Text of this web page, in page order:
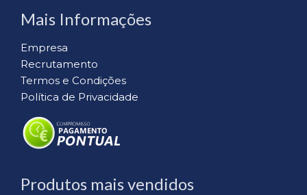
Mais Informações
Empresa
Recrutamento
Termos e Condições
Política de Privacidade
Produtos mais vendidos